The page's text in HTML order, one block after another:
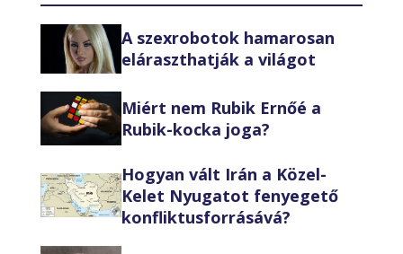
A szexrobotok hamarosan
eláraszthatják a világot
Miért nem Rubik Ernőé a
Rubik-kocka joga?
Hogyan vált Irán a Közel-
Kelet Nyugatot fenyegető
konfliktusforrásává?